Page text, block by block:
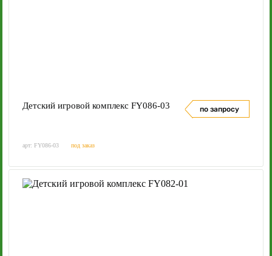
Детский игровой комплекс FY086-03 по запросу
арт: FY086-03 под заказ